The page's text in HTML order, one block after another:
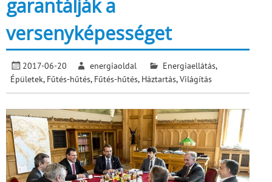
garantálják a
versenyképességet
2017-06-20 energiaoldal Energiaellátás,
Épületek, Fűtés-hűtés, Fűtés-hűtés, Háztartás,Világítás